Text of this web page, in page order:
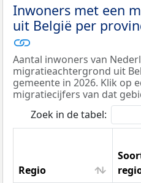
Inwoners met een
uit België per
Aantal inwoners van
migratieachtergrond uit
gemeente in 2026. Klik op
migratiecijfers van dat
Zoek in de tabel:
Regio